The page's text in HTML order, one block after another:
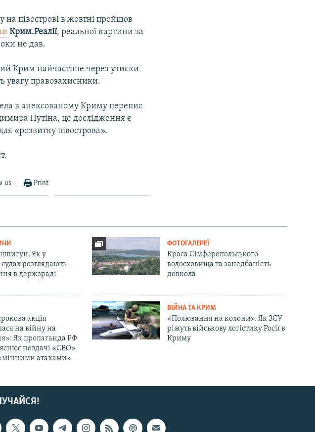
на півострові в жовтні пройшов
Крим.Реалії, реальної картини за
не дав.
Крим найчастіше через утиски
увагу правозахисники.
в анексованому Криму перепис
Путіна, це дослідження є
«розвитку півострова».
us Print
Як у
розглядають
в держзраді
ФОТОГАЛЕРЕЇ
Краса Сімферопольського
водосховища та занедбаність
довкола
акція
на війну на
Як пропаганда РФ
невдачі «СВО»
атаками»
ВІЙНА ТА КРИМ
«Полювання на колони». Як ЗСУ
ріжуть військову логістику Росії в
Криму